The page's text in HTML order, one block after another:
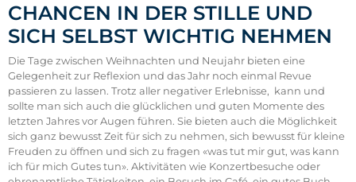
CHANCEN IN DER STILLE UND
SICH SELBST WICHTIG NEHMEN
Die Tage zwischen Weihnachten und Neujahr bieten eine
Gelegenheit zur Reflexion und das Jahr noch einmal Revue
passieren zu lassen. Trotz aller negativer Erlebnisse, kann und
sollte man sich auch die glücklichen und guten Momente des
letzten Jahres vor Augen führen. Sie bieten auch die Möglichkeit
sich ganz bewusst Zeit für sich zu nehmen, sich bewusst für kleine
Freuden zu öffnen und sich zu fragen «was tut mir gut, was kann
ich für mich Gutes tun». Aktivitäten wie Konzertbesuche oder